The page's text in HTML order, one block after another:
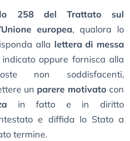
258 del Trattato sul
europea, qualora lo
alla lettera di messa
oppure fornisca alla
non soddisfacenti,
un parere motivato con
in fatto e in diritto
e diffida lo Stato a
termine.